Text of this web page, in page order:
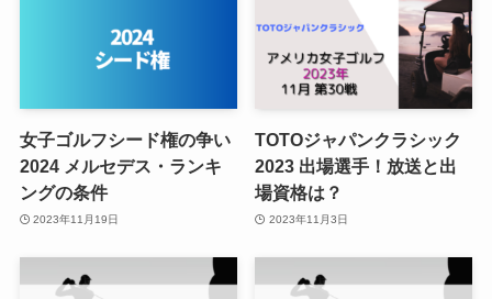
女子ゴルフシード権の争い
2024 メルセデス・ランキ
ングの条件
2023年11月19日
TOTOジャパンクラシック
2023 出場選手！放送と出
場資格は？
2023年11月3日